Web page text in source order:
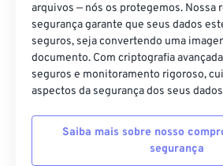
arquivos — nós os protegemos. Nossa
segurança garante que seus dados
seguros, seja convertendo uma
documento. Com criptografia
seguros e monitoramento rigoroso,
aspectos da segurança dos seus
Saiba mais sobre nosso
segurança